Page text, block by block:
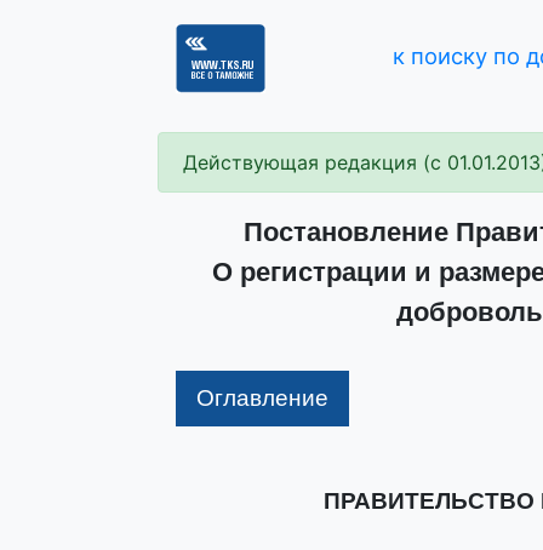
к поиску по
Действующая редакция (с
Постановление
О регистрации и
Оглавление